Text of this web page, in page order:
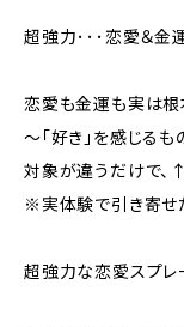
超強力･･･恋愛＆金
恋愛も金運も実は根
～「好き」を感じる
対象が違うだけで、
※実体験で引き寄せ
超強力な恋愛スプレ